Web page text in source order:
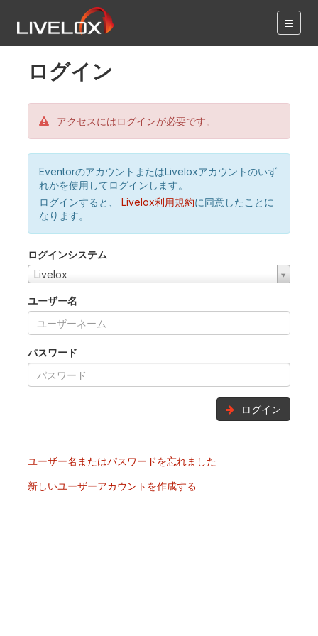
ログイン
アクセスにはログインが必要です。
EventorのアカウントまたはLiveloxアカウントのいず
れかを使用してログインします。
ログインすると、
Livelox利用規約に同意したことに
なります。
ログインシステム
Livelox
ユーザー名
パスワード
ログイン
ユーザー名またはパスワードを忘れました
新しいユーザーアカウントを作成する